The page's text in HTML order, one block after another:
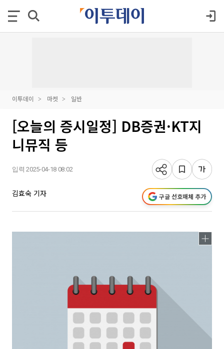
이투데이 마켓 일반
[오늘의 증시일정] DB증권·KT지
니뮤직 등
입력 2025-04-18 08:02
김효숙 기자 구글 선호매체 추가